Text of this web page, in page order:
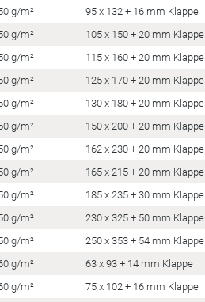
g/m² 95 x 132 + 16 mm Klappe
g/m² 105 x 150 + 20 mm Klappe
g/m² 115 x 160 + 20 mm Klappe
g/m² 125 x 170 + 20 mm Klappe
g/m² 130 x 180 + 20 mm Klappe
g/m² 150 x 200 + 20 mm Klappe
g/m² 162 x 230 + 20 mm Klappe
g/m² 165 x 215 + 20 mm Klappe
g/m² 185 x 235 + 30 mm Klappe
g/m² 230 x 325 + 50 mm Klappe
g/m² 250 x 353 + 54 mm Klappe
g/m² 63 x 93 + 14 mm Klappe
g/m² 75 x 102 + 16 mm Klappe